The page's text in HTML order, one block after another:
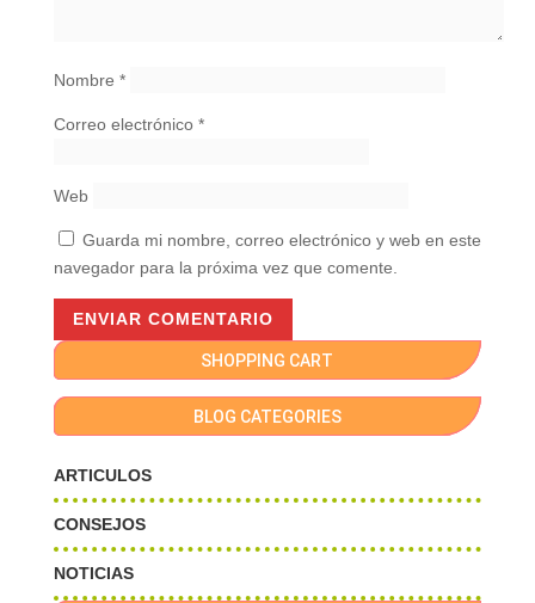
Nombre *
Correo electrónico *
Web
Guarda mi nombre, correo electrónico y web en este
navegador para la próxima vez que comente.
SHOPPING CART
BLOG CATEGORIES
ARTICULOS
CONSEJOS
NOTICIAS